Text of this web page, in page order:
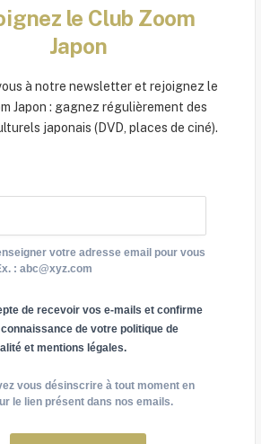
le Club Zoom
Japon
à notre newsletter et rejoignez le
Japon : gagnez régulièrement des
japonais (DVD, places de ciné).
votre adresse email pour vous
: abc@xyz.com
de recevoir vos e-mails et confirme
de votre politique de
et mentions légales.
vous désinscrire à tout moment en
le lien présent dans nos emails.